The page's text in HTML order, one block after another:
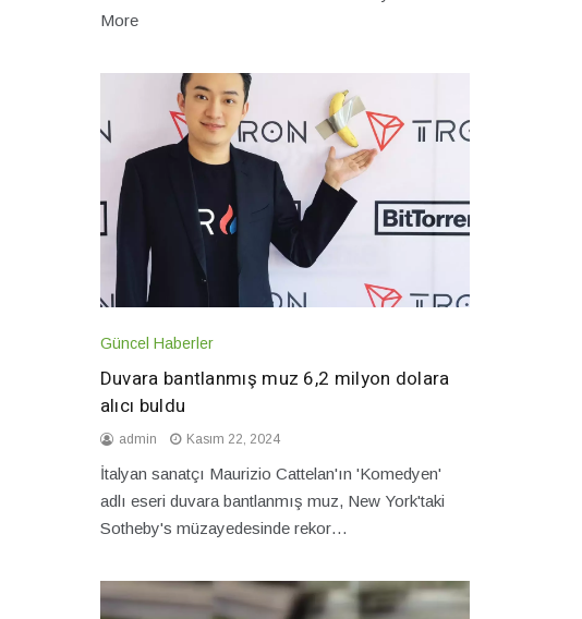
More
Güncel Haberler
Duvara bantlanmış muz 6,2 milyon dolara
alıcı buldu
admin Kasım 22, 2024
İtalyan sanatçı Maurizio Cattelan'ın 'Komedyen'
adlı eseri duvara bantlanmış muz, New York'taki
Sotheby's müzayedesinde rekor…